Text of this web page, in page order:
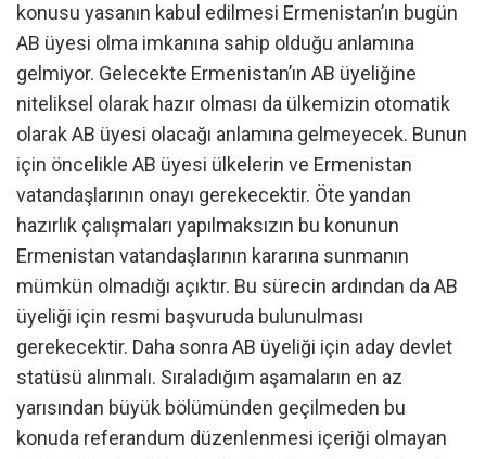
konusu yasanın kabul edilmesi Ermenistan’ın bugün
AB üyesi olma imkanına sahip olduğu anlamına
gelmiyor. Gelecekte Ermenistan’ın AB üyeliğine
niteliksel olarak hazır olması da ülkemizin otomatik
olarak AB üyesi olacağı anlamına gelmeyecek. Bunun
için öncelikle AB üyesi ülkelerin ve Ermenistan
vatandaşlarının onayı gerekecektir. Öte yandan
hazırlık çalışmaları yapılmaksızın bu konunun
Ermenistan vatandaşlarının kararına sunmanın
mümkün olmadığı açıktır. Bu sürecin ardından da AB
üyeliği için resmi başvuruda bulunulması
gerekecektir. Daha sonra AB üyeliği için aday devlet
statüsü alınmalı. Sıraladığım aşamaların en az
yarısından büyük bölümünden geçilmeden bu
konuda referandum düzenlenmesi içeriği olmayan